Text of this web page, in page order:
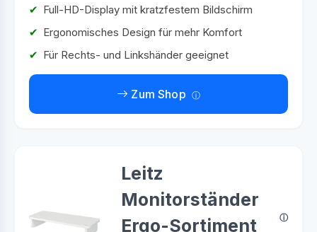
Full-HD-Display mit kratzfestem Bildschirm
Ergonomisches Design für mehr Komfort
Für Rechts- und Linkshänder geeignet
Zum Shop
Leitz
Monitorständer
Ergo-Sortiment